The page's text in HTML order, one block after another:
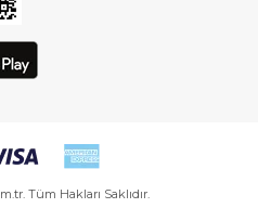
Tüm Hakları Saklıdır.